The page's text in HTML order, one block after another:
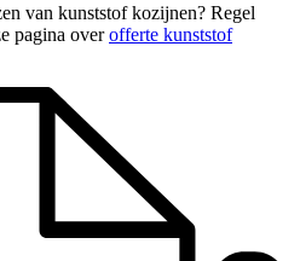
van kunststof kozijnen? Regel
pagina overofferte kunststof